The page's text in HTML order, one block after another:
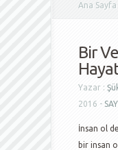
Ana Sayfa
Bir
Yazar :
2016 -
İnsan ol
bir insan